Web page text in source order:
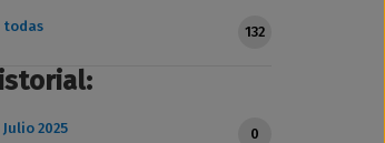
todas 132
Julio 2025 0